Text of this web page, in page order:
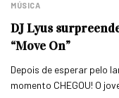
MÚSICA
DJ Lyus
“Move On”
Depois de esperar pelo
momento CHEGOU! O